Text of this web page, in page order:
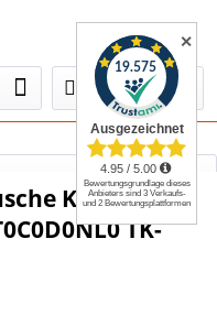
Select Language▼
Kyocera TK-
TK-
✕